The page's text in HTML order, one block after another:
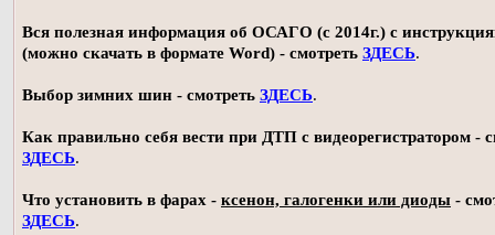
Вся полезная информация об ОСАГО (с 2014г.) с
(можно скачать в формате Word) - смотреть ЗДЕСЬ.
Выбор зимних шин - смотреть ЗДЕСЬ.
Как правильно себя вести при ДТП с видеорегистратором -
ЗДЕСЬ.
Что установить в фарах - ксенон, галогенки или диоды -
ЗДЕСЬ.